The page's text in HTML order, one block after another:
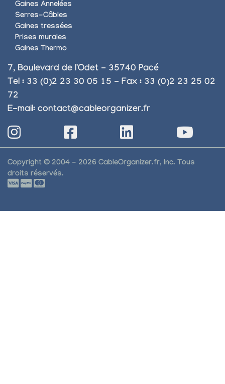
Gaines Annelées
Serres-Câbles
Gaines tressées
Prises murales
Gaines Thermo
7, Boulevard de l'Odet - 35740 Pacé
Tel : 33 (0)2 23 30 05 15 - Fax : 33 (0)2 23 25 02
72
E-mail: contact@cableorganizer.fr
Copyright © 2004 - 2026 CableOrganizer.fr, Inc. Tous
droits réservés.